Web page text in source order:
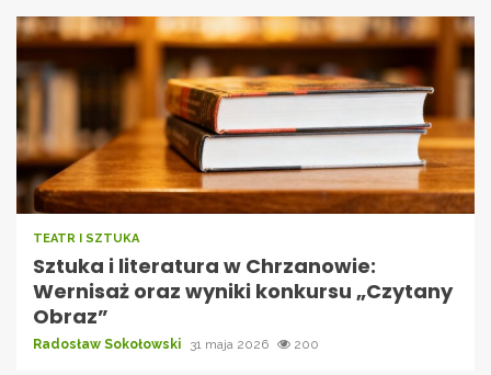
TEATR I SZTUKA
Sztuka i literatura w Chrzanowie:
Wernisaż oraz wyniki konkursu „Czytany
Obraz”
Radosław Sokołowski 31 maja 2026 200